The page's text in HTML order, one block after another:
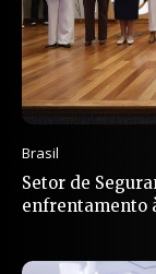
Brasil
Setor de
enfrentamento